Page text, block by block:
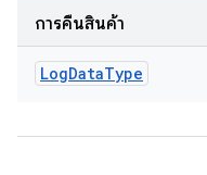
การคืนสินค้า
LogDataType